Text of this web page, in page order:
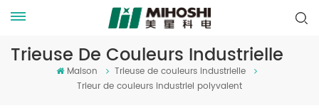
Trieuse De Couleurs Industrielle
Maison
Trieuse de couleurs industrielle
Trieur de couleurs industriel polyvalent